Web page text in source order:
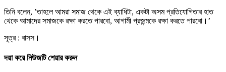
তিনি বলেন, ’তাহলে আমরা সমাজ থেকে এই ব্যাধিটা, একটা অসম প্রতিযোগিতার হাত
থেকে আমাদের সমাজকে রক্ষা করতে পারবো, আগামী প্রজন্মকে রক্ষা করতে পারবো।’
সূত্র : বাসস।
দয়া করে নিউজটি শেয়ার করুন